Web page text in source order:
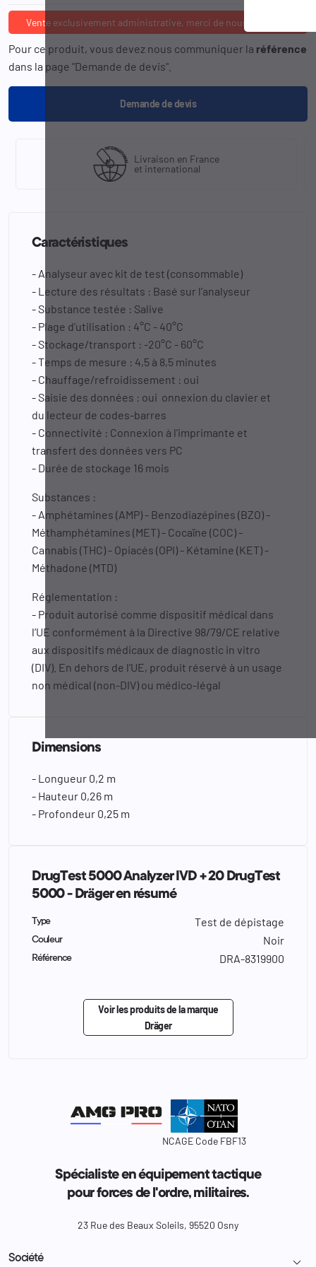
Vente exclusivement administrative, merci de nous consulter
Pour ce produit, vous devez nous communiquer la référence
dans la page "Demande de devis".
Demande de devis
Livraison en France
et international
Caractéristiques
- Analyseur avec kit de test (consommable)
- Lecture des résultats : Basé sur l’analyseur
- Substance testée : Salive
- Plage d’utilisation : 4°C - 40°C
- Stockage/transport : -20°C - 60°C
- Temps de mesure : 4,5 à 8,5 minutes
- Chauffage/refroidissement : oui
- Saisie des données : oui onnexion du clavier et
du lecteur de codes-barres
- Connectivité : Connexion à l’imprimante et
transfert des données vers PC
- Durée de stockage 16 mois
Substances :
- Amphétamines (AMP) - Benzodiazépines (BZO) -
Méthamphétamines (MET) - Cocaïne (COC) -
Cannabis (THC) - Opiacés (OPI) - Kétamine (KET) -
Méthadone (MTD)
Réglementation :
- Produit autorisé comme dispositif médical dans
l’UE conformément à la Directive 98/79/CE relative
aux dispositifs médicaux de diagnostic in vitro
(DIV). En dehors de l’UE, produit réservé à un usage
non médical (non-DIV) ou médico-légal
Dimensions
- Longueur 0,2 m
- Hauteur 0,26 m
- Profondeur 0,25 m
DrugTest 5000 Analyzer IVD + 20 DrugTest
5000 - Dräger en résumé
Type Test de dépistage
Couleur Noir
Référence DRA-8319900
Voir les produits de la marque
Dräger
NCAGE Code FBF13
Spécialiste en équipement tactique
pour forces de l'ordre, militaires.
23 Rue des Beaux Soleils, 95520 Osny
Société 